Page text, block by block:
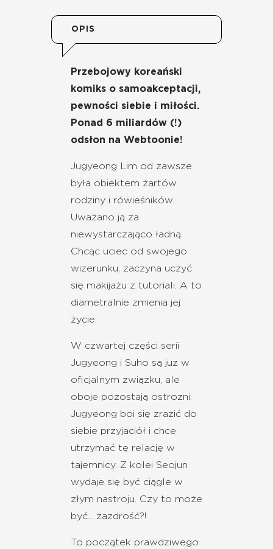
OPIS
Przebojowy koreański
komiks o samoakceptacji,
pewności siebie i miłości.
Ponad 6 miliardów (!)
odsłon na Webtoonie!
Jugyeong Lim od zawsze
była obiektem żartów
rodziny i rówieśników.
Uważano ją za
niewystarczająco ładną.
Chcąc uciec od swojego
wizerunku, zaczyna uczyć
się makijażu z tutoriali. A to
diametralnie zmienia jej
życie.
W czwartej części serii
Jugyeong i Suho są już w
oficjalnym związku, ale
oboje pozostają ostrożni.
Jugyeong boi się zrazić do
siebie przyjaciół i chce
utrzymać tę relację w
tajemnicy. Z kolei Seojun
wydaje się być ciągle w
złym nastroju. Czy to może
być... zazdrość?!
To początek prawdziwego